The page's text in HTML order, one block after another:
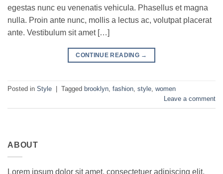
egestas nunc eu venenatis vehicula. Phasellus et magna
nulla. Proin ante nunc, mollis a lectus ac, volutpat placerat
ante. Vestibulum sit amet […]
CONTINUE READING →
Posted in Style Tagged brooklyn, fashion, style, women
Leave a comment
ABOUT
Lorem ipsum dolor sit amet, consectetuer adipiscing elit,